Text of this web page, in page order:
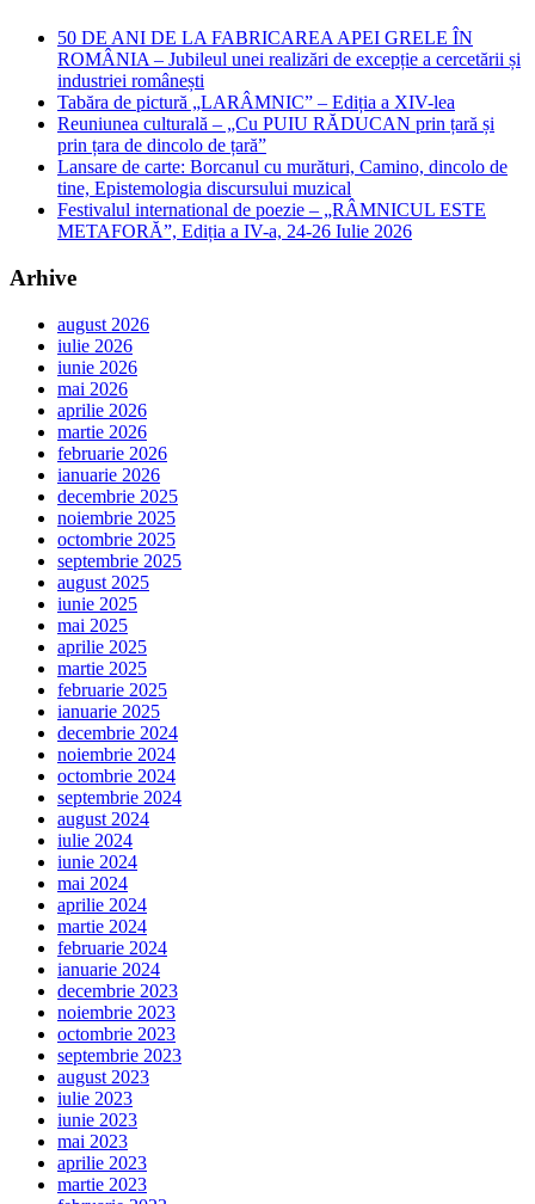
50 DE ANI DE LA FABRICAREA APEI GRELE ÎN
ROMÂNIA – Jubileul unei realizări de excepție a cercetării și
industriei românești
Tabăra de pictură „LARÂMNIC” – Ediția a XIV-lea
Reuniunea culturală – „Cu PUIU RĂDUCAN prin țară și
prin țara de dincolo de țară”
Lansare de carte: Borcanul cu murături, Camino, dincolo de
tine, Epistemologia discursului muzical
Festivalul international de poezie – „RÂMNICUL ESTE
METAFORĂ”, Ediția a IV-a, 24-26 Iulie 2026
Arhive
august 2026
iulie 2026
iunie 2026
mai 2026
aprilie 2026
martie 2026
februarie 2026
ianuarie 2026
decembrie 2025
noiembrie 2025
octombrie 2025
septembrie 2025
august 2025
iunie 2025
mai 2025
aprilie 2025
martie 2025
februarie 2025
ianuarie 2025
decembrie 2024
noiembrie 2024
octombrie 2024
septembrie 2024
august 2024
iulie 2024
iunie 2024
mai 2024
aprilie 2024
martie 2024
februarie 2024
ianuarie 2024
decembrie 2023
noiembrie 2023
octombrie 2023
septembrie 2023
august 2023
iulie 2023
iunie 2023
mai 2023
aprilie 2023
martie 2023